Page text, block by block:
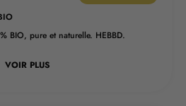
BIO, pure et naturelle. HEBBD.
VOIR PLUS